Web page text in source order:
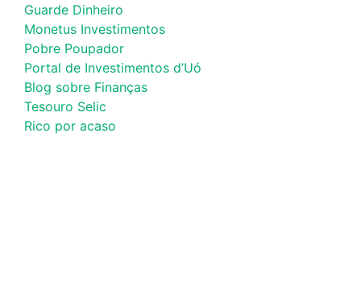
Guarde Dinheiro
Monetus Investimentos
Pobre Poupador
Portal de Investimentos d’Uó
Blog sobre Finanças
Tesouro Selic
Rico por acaso